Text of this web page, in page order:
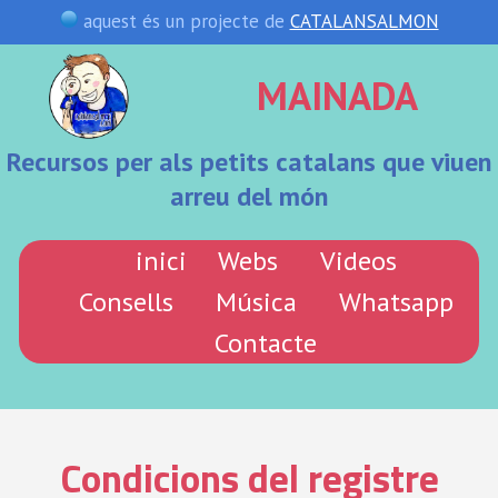
aquest és un projecte de CATALANSALMON
MAINADA
Recursos per als petits catalans que viuen
arreu del món
inici
Webs
Videos
Consells
Música
Whatsapp
Contacte
Condicions del registre